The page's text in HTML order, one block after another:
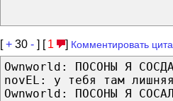
[+ 30 - ] [ 1 ] Комментировать
Ownworld: ПОСОНЫ Я
novEL: у тебя там
Ownworld: ПОСОНЫ Я